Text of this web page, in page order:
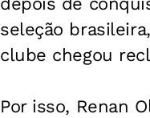
seleção
clube chegou
Por isso, Renan